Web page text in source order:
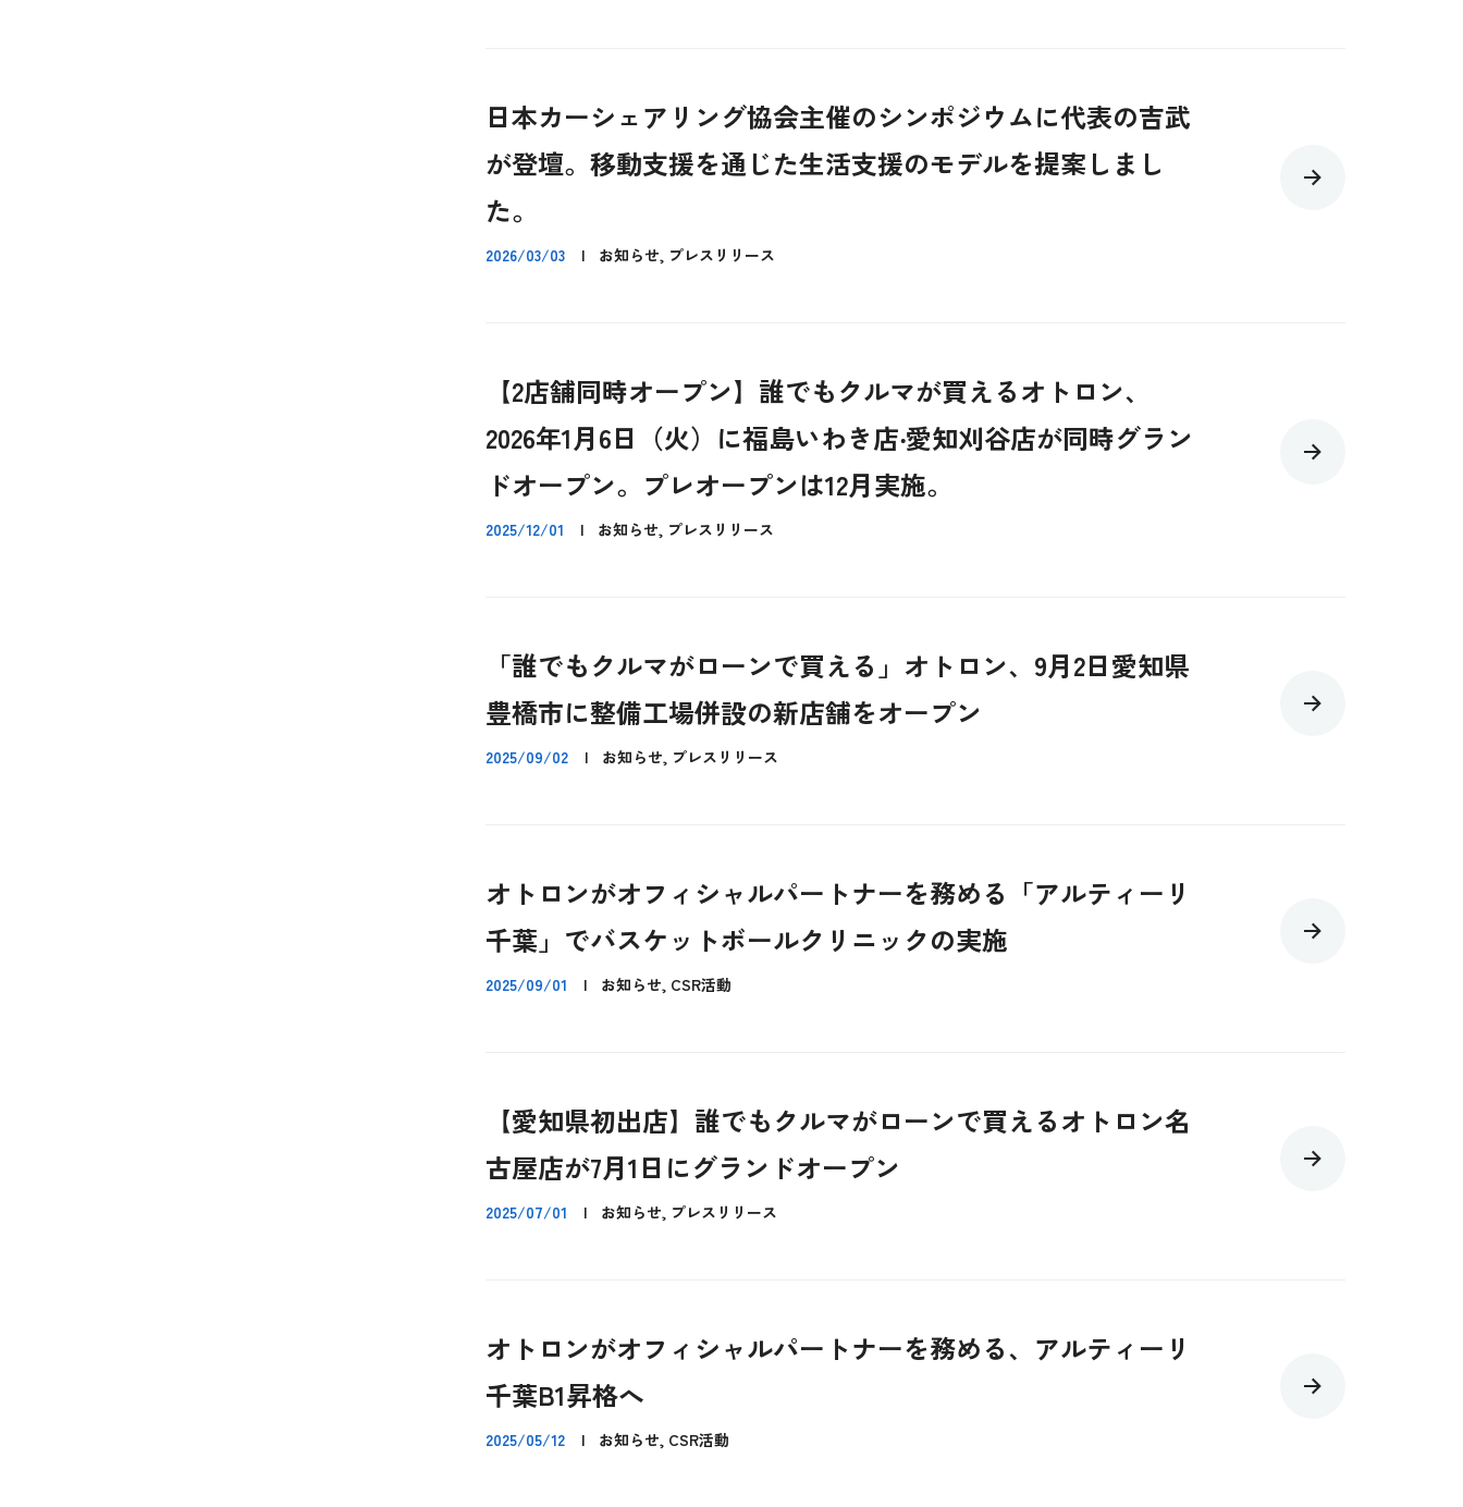
日本カーシェアリング協会主催のシンポジウムに代表の吉武
が登壇。移動支援を通じた生活支援のモデルを提案しまし
た。
2026/03/03 | お知らせ, プレスリリース
【2店舗同時オープン】誰でもクルマが買えるオトロン、
2026年1月6日（火）に福島いわき店‧愛知刈谷店が同時グラン
ドオープン。プレオープンは12月実施。
2025/12/01 | お知らせ, プレスリリース
「誰でもクルマがローンで買える」オトロン、9月2日愛知県
豊橋市に整備工場併設の新店舗をオープン
2025/09/02 | お知らせ, プレスリリース
オトロンがオフィシャルパートナーを務める「アルティーリ
千葉」でバスケットボールクリニックの実施
2025/09/01 | お知らせ, CSR活動
【愛知県初出店】誰でもクルマがローンで買えるオトロン名
古屋店が7月1日にグランドオープン
2025/07/01 | お知らせ, プレスリリース
オトロンがオフィシャルパートナーを務める、アルティーリ
千葉B1昇格へ
2025/05/12 | お知らせ, CSR活動